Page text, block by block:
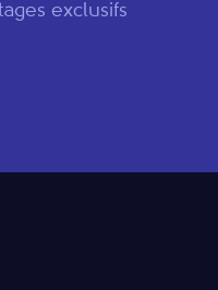
exclusifs